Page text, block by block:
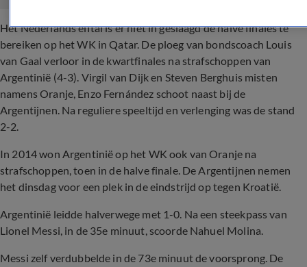
Het Nederlands elftal is er niet in geslaagd de halve finales te
bereiken op het WK in Qatar. De ploeg van bondscoach Louis
van Gaal verloor in de kwartfinales na strafschoppen van
Argentinië (4-3). Virgil van Dijk en Steven Berghuis misten
namens Oranje, Enzo Fernández schoot naast bij de
Argentijnen. Na reguliere speeltijd en verlenging was de stand
2-2.
In 2014 won Argentinië op het WK ook van Oranje na
strafschoppen, toen in de halve finale. De Argentijnen nemen
het dinsdag voor een plek in de eindstrijd op tegen Kroatië.
Argentinië leidde halverwege met 1-0. Na een steekpass van
Lionel Messi, in de 35e minuut, scoorde Nahuel Molina.
Messi zelf verdubbelde in de 73e minuut de voorsprong. De